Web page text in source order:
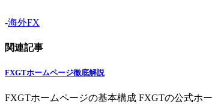
-海外FX
関連記事
FXGTホームページ徹底解説
FXGTホームページの基本構成 FXGTの公式ホ